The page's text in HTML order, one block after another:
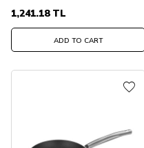
1,241.18TL
ADD TO CART